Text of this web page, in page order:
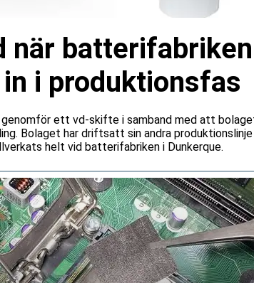
när
i produktionsfas
ett vd-skifte i samband med att
Bolaget har driftsatt sin andra
helt vid batterifabriken i Dunkerque.